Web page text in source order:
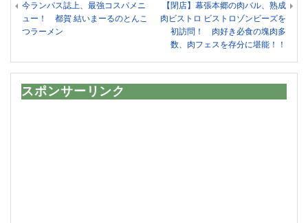
今ランパス誌上、最強コスパメニ
ュー！ 都賀 結いまーるのとんこ
つラーメン
【閉店】幕張本郷の肉バル、熟成
肉ビストロ ビストロゾンビーズを
初訪問！ 肉好き必食の塊肉多
数、肉フェスを存分に堪能！！
スポンサーリンク